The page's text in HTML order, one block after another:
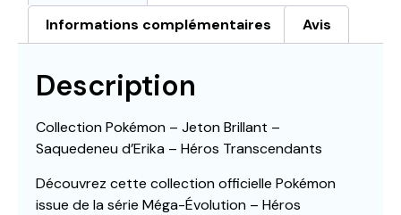
Informations complémentaires Avis
Description
Collection Pokémon – Jeton Brillant –
Saquedeneu d’Erika – Héros Transcendants
Découvrez cette collection officielle Pokémon
issue de la série Méga-Évolution – Héros